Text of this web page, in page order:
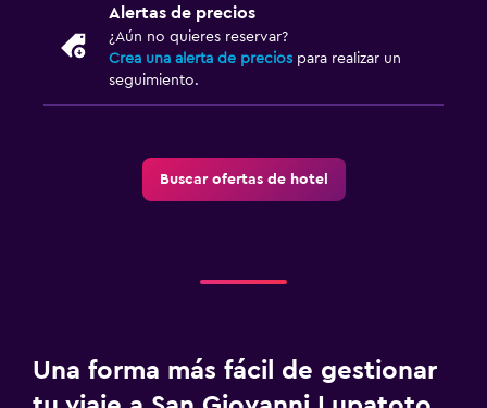
Alertas de precios
¿Aún no quieres reservar?
Crea una alerta de precios para realizar un
seguimiento.
Buscar ofertas de hotel
Una forma más fácil de gestionar